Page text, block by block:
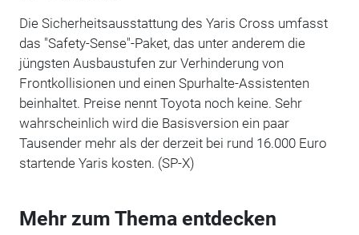
Die Sicherheitsausstattung des Yaris Cross umfasst
das "Safety-Sense"-Paket, das unter anderem die
jüngsten Ausbaustufen zur Verhinderung von
Frontkollisionen und einen Spurhalte-Assistenten
beinhaltet. Preise nennt Toyota noch keine. Sehr
wahrscheinlich wird die Basisversion ein paar
Tausender mehr als der derzeit bei rund 16.000 Euro
startende Yaris kosten. (SP-X)
Mehr zum Thema entdecken